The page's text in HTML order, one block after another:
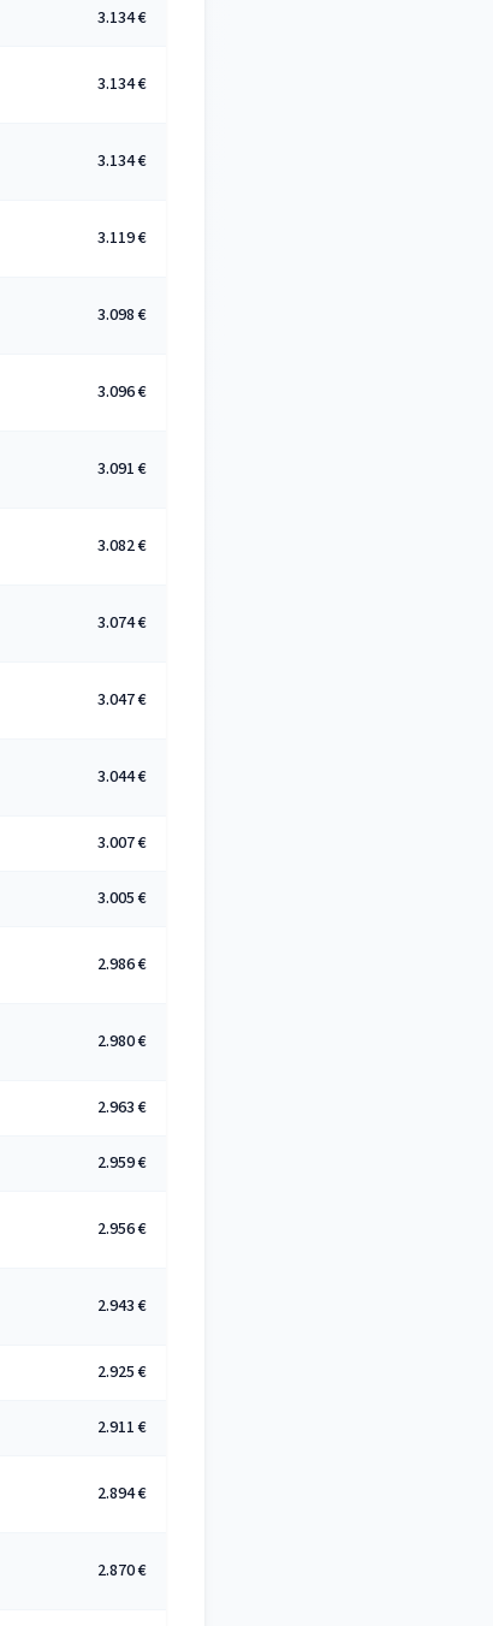
3.134 €
3.134 €
3.134 €
3.119 €
3.098 €
3.096 €
3.091 €
3.082 €
3.074 €
3.047 €
3.044 €
3.007 €
3.005 €
2.986 €
2.980 €
2.963 €
2.959 €
2.956 €
2.943 €
2.925 €
2.911 €
2.894 €
2.870 €